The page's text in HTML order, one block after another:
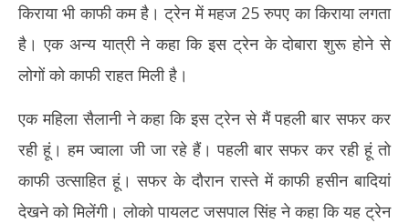
किराया भी काफी कम है। ट्रेन में महज 25 रुपए का किराया लगता
है। एक अन्य यात्री ने कहा कि इस ट्रेन के दोबारा शुरू होने से
लोगों को काफी राहत मिली है।
एक महिला सैलानी ने कहा कि इस ट्रेन से मैं पहली बार सफर कर
रही हूं। हम ज्वाला जी जा रहे हैं। पहली बार सफर कर रही हूं तो
काफी उत्साहित हूं। सफर के दौरान रास्ते में काफी हसीन बादियां
देखने को मिलेंगी। लोको पायलट जसपाल सिंह ने कहा कि यह ट्रेन